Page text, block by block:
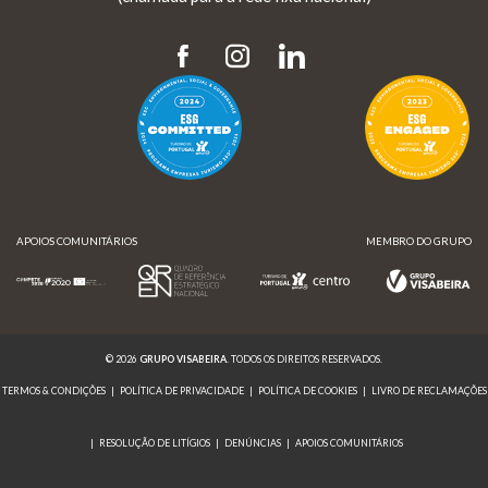
APOIOS COMUNITÁRIOS MEMBRO DO GRUPO
© 2026 GRUPO VISABEIRA. TODOS OS DIREITOS RESERVADOS.
TERMOS & CONDIÇÕES | POLÍTICA DE PRIVACIDADE | POLÍTICA DE COOKIES | LIVRO DE RECLAMAÇÕES
| RESOLUÇÃO DE LITÍGIOS | DENÚNCIAS | APOIOS COMUNITÁRIOS